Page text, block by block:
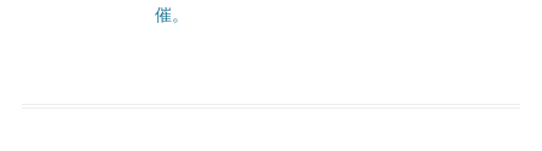
催。